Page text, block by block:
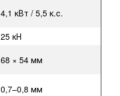
4,1 кВт / 5,5 к.с.
25 кН
68 × 54 мм
0,7–0,8 мм